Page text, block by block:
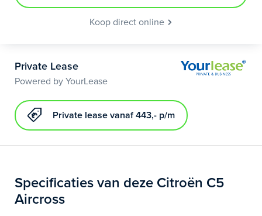
Koop direct online
Private Lease
Powered by YourLease
Private lease vanaf 443,- p/m
Specificaties van deze Citroën C5
Aircross